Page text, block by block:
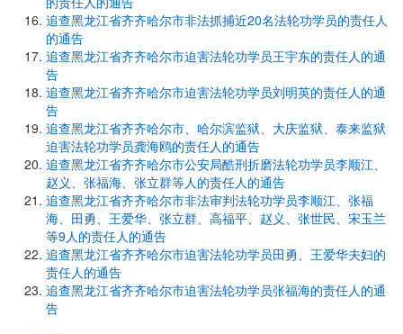
追查黑龙江省齐齐哈尔市非法抓捕近20名法轮功学员的责任人
的通告
追查黑龙江省齐齐哈尔市迫害法轮功学员王宇东的责任人的通
告
追查黑龙江省齐齐哈尔市迫害法轮功学员刘明英的责任人的通
告
追查黑龙江省齐齐哈尔市、哈尔滨监狱、大庆监狱、泰来监狱
迫害法轮功学员龚海鸥的责任人的通告
追查黑龙江省齐齐哈尔市公安局酷刑折磨法轮功学员李顺江、
赵义、张福海、张立群等人的责任人的通告
追查黑龙江省齐齐哈尔市非法审判法轮功学员李顺江、张福
海、田勇、王爱华、张立群、高福平、赵义、张世民、宋玉兰
等9人的责任人的通告
追查黑龙江省齐齐哈尔市迫害法轮功学员田勇、王爱华夫妇的
责任人的通告
追查黑龙江省齐齐哈尔市迫害法轮功学员张福海的责任人的通
告